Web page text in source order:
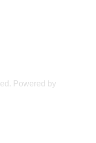
Powered by